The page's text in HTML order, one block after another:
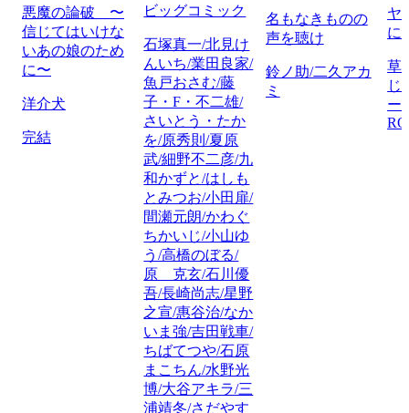
悪魔の論破 〜
信じてはいけな
いあの娘のため
に〜
洋介犬
完結
ビッグコミック
石塚真一/北見け
んいち/業田良家/
魚戸おさむ/藤
子・F・不二雄/
さいとう・たか
を/原秀則/夏原
武/細野不二彦/九
和かずと/はしも
とみつお/小田扉/
間瀬元朗/かわぐ
ちかいじ/小山ゆ
う/高橋のぼる/
原 克玄/石川優
吾/長崎尚志/星野
之宣/惠谷治/なか
いま強/吉田戦車/
ちばてつや/石原
まこちん/水野光
博/大谷アキラ/三
浦靖冬/さだやす
名もなきものの
声を聴け
鈴ノ助/二久アカ
ミ
ヤ
に
草
じ
ー/